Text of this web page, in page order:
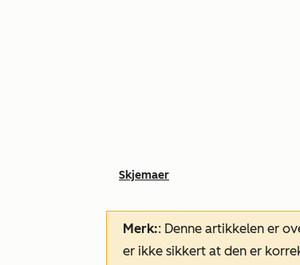
Skjemaer
Merk:: Denne artikkelen er
er ikke sikkert at den er